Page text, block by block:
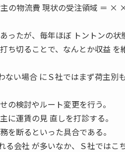
主の物流費 現状の受注領域
ったが、毎年ほぼ トントンの状
ち切ることで、なんとか収益
い場合 にＳ社ではまず荷主別
の検討やルート変更を行う。
に運賃の見 直しを打診する。
を断るといった具合である。
会社 が多いなか、Ｓ社ではこ